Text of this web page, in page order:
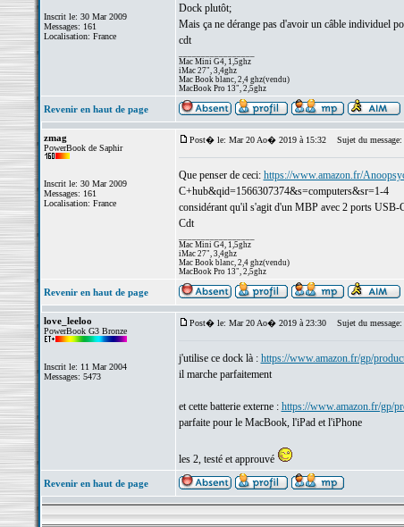
Inscrit le: 30 Mar 2009
Messages: 161
Localisation: France
Dock plutôt;
Mais ça ne dérange pas d'avoir un câble individuel
cdt
Mac Mini G4, 1,5ghz
iMac 27", 3,4ghz
Mac Book blanc, 2,4 ghz(vendu)
MacBook Pro 13", 2,5ghz
Revenir en haut de page
zmag
PowerBook de Saphir
Inscrit le: 30 Mar 2009
Messages: 161
Localisation: France
Post� le: Mar 20 Ao� 2019 à 15:32 Sujet du message:
Que penser de ceci: https://www.amazon.fr/
C+hub&qid=1566307374&s=computers&sr=1-4
considérant qu'il s'agit d'un MBP avec 2 ports USB-
Cdt
Mac Mini G4, 1,5ghz
iMac 27", 3,4ghz
Mac Book blanc, 2,4 ghz(vendu)
MacBook Pro 13", 2,5ghz
Revenir en haut de page
love_leeloo
PowerBook G3 Bronze
Inscrit le: 11 Mar 2004
Messages: 5473
Post� le: Mar 20 Ao� 2019 à 23:30 Sujet du message:
j'utilise ce dock là : https://www.amazon.fr/gp/
il marche parfaitement
et cette batterie externe : https://www.amazon.fr/gp/
parfaite pour le MacBook, l'iPad et l'iPhone
les 2, testé et approuvé
Revenir en haut de page